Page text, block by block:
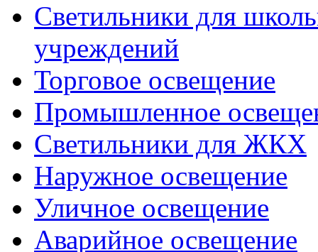
Светильники для
учреждений
Торговое освещение
Промышленное
Светильники для ЖКХ
Наружное освещение
Уличное освещение
Аварийное освещение